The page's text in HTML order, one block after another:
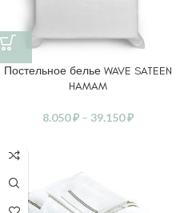
Постельное белье WAVE SATEEN
HAMAM
8.050₽ – 39.150₽